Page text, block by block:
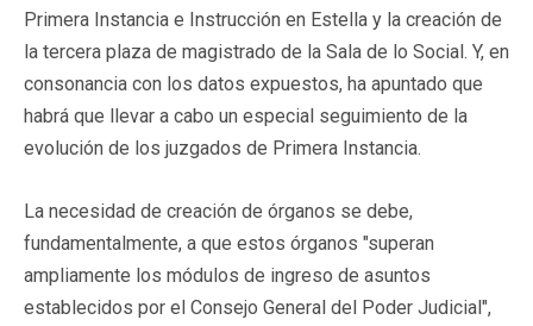
Primera Instancia e Instrucción en Estella y la creación de
la tercera plaza de magistrado de la Sala de lo Social. Y, en
consonancia con los datos expuestos, ha apuntado que
habrá que llevar a cabo un especial seguimiento de la
evolución de los juzgados de Primera Instancia.
La necesidad de creación de órganos se debe,
fundamentalmente, a que estos órganos "superan
ampliamente los módulos de ingreso de asuntos
establecidos por el Consejo General del Poder Judicial",